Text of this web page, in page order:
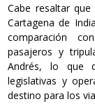
Cabe resaltar
Cartagena de
comparación
pasajeros y
Andrés, lo que
legislativas y
destino para los